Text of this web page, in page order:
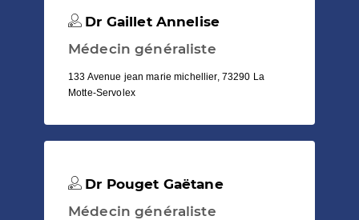
Dr Gaillet Annelise
Médecin généraliste
133 Avenue jean marie michellier, 73290 La
Motte-Servolex
Dr Pouget Gaëtane
Médecin généraliste